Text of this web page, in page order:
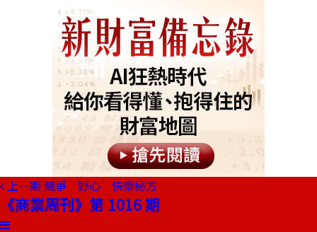
上一期 競爭 野心 快樂秘方
《商業周刊》第 1016 期